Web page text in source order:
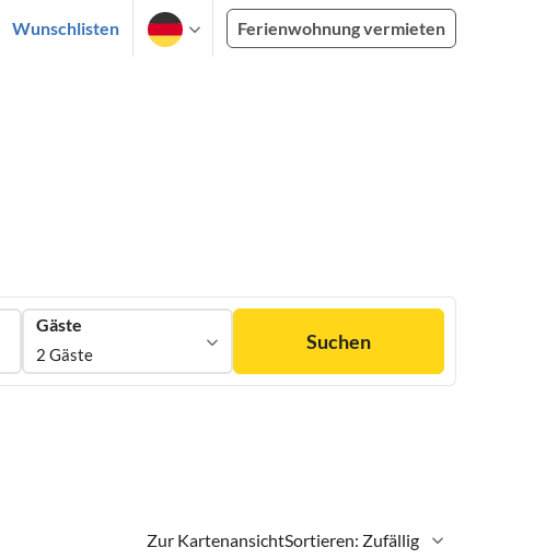
Wunschlisten Ferienwohnung vermieten
Gäste
2 Gäste
Suchen
Zur KartenansichtSortieren: Zufällig